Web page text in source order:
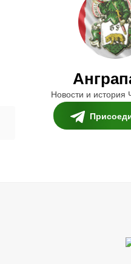
Новости и история